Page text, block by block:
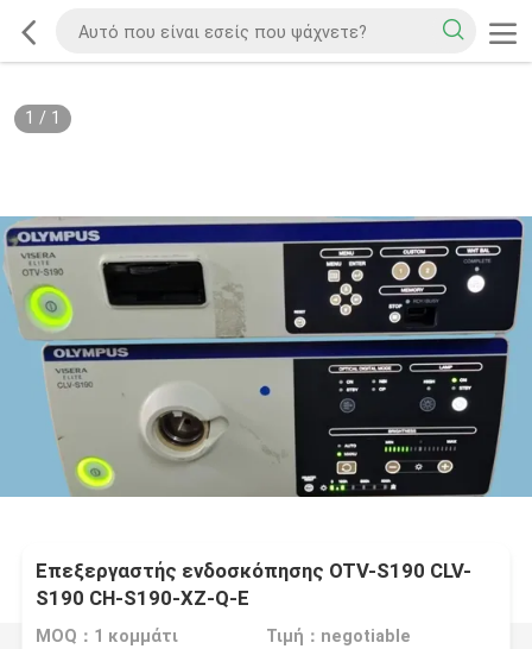
1 / 1
Επεξεργαστής ενδοσκόπησης OTV-S190 CLV-
S190 CH-S190-XZ-Q-E
MOQ：1 κομμάτι Τιμή：negotiable